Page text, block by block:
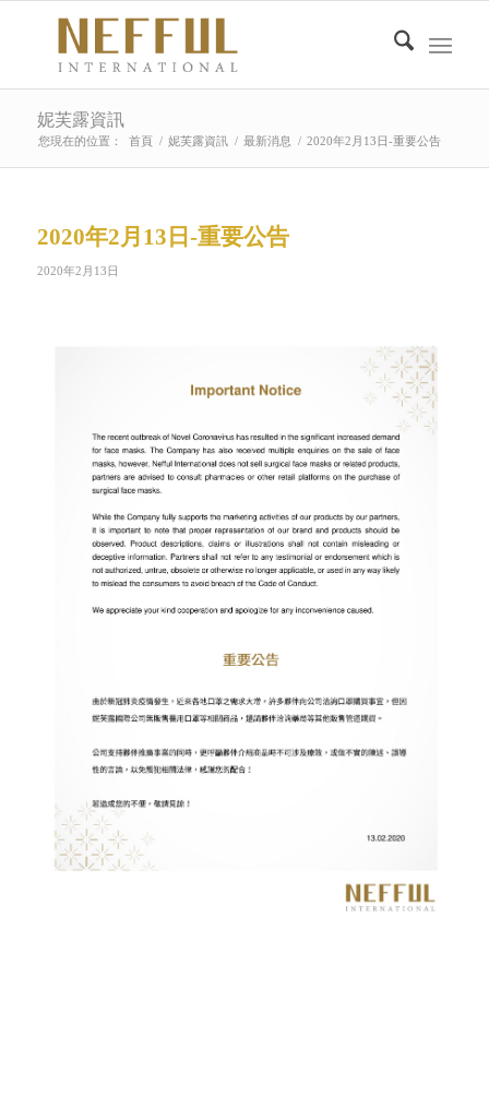
妮芙露資訊
您現在的位置： 首頁 / 妮芙露資訊 / 最新消息 / 2020年2月13日-重要公告
2020年2月13日-重要公告
2020年2月13日